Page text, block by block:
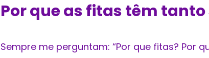
Por que as fitas têm
Sempre me perguntam: “Por que fitas? Por